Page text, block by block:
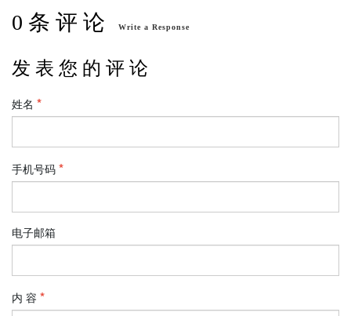
0 条 评 论 Write a Response
发 表 您 的 评 论
姓名
手机号码
电子邮箱
内 容